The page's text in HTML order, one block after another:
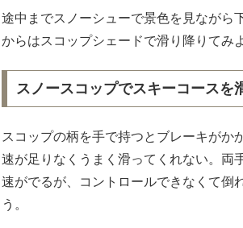
途中までスノーシューで景色を見ながら
からはスコップシェードで滑り降りてみ
スノースコップでスキーコースを
スコップの柄を手で持つとブレーキがか
速が足りなくうまく滑ってくれない。両
速がでるが、コントロールできなくて倒
う。